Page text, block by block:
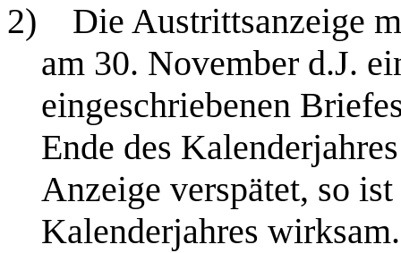
2)
Die Austrittsanzeige
am 30. November d.J.
eingeschriebenen
Ende des
Anzeige verspätet, so
Kalenderjahres wirksam.